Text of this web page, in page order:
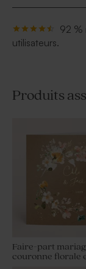
92 %
utilisateurs.
Produits
Faire-part
couronne florale